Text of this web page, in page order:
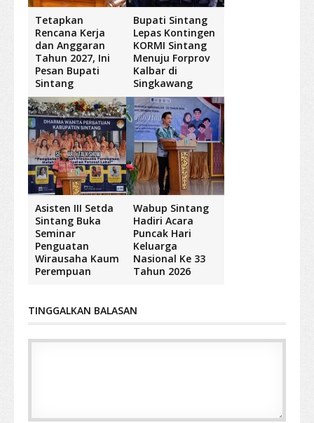
Tetapkan
Rencana Kerja
dan Anggaran
Tahun 2027, Ini
Pesan Bupati
Sintang
Bupati Sintang
Lepas Kontingen
KORMI Sintang
Menuju Forprov
Kalbar di
Singkawang
Asisten III Setda
Sintang Buka
Seminar
Penguatan
Wirausaha Kaum
Perempuan
Wabup Sintang
Hadiri Acara
Puncak Hari
Keluarga
Nasional Ke 33
Tahun 2026
TINGGALKAN BALASAN